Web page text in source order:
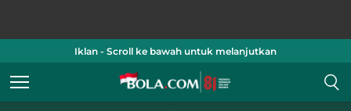
Iklan - Scroll ke bawah untuk melanjutkan